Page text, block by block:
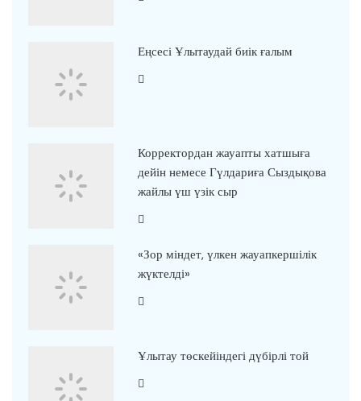
Еңсесі Ұлытаудай биік ғалым
Корректордан жауапты хатшыға
дейін немесе Гүлдариға Сыздықова
жайлы үш үзік сыр
«Зор міндет, үлкен жауапкершілік
жүктелді»
Ұлытау төскейіндегі дүбірлі той